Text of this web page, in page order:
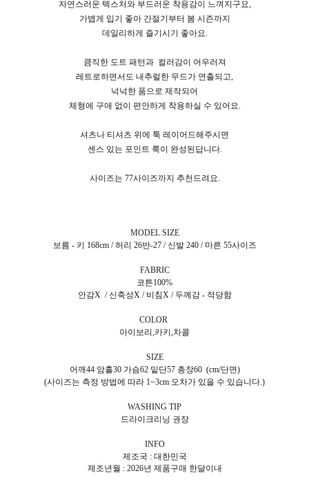
자연스러운 텍스처와 부드러운 착용감이 느껴지구요,
가볍게 입기 좋아 간절기부터 봄 시즌까지
데일리하게 즐기시기 좋아요.
큼직한 도트 패턴과 컬러감이 어우러져
레트로하면서도 내추럴한 무드가 연출되고,
넉넉한 품으로 제작되어
체형에 구애 없이 편안하게 착용하실 수 있어요.
셔츠나 티셔츠 위에 툭 레이어드해주시면
센스 있는 포인트 룩이 완성된답니다.
사이즈는 77사이즈까지 추천드려요.
MODEL SIZE
보름 - 키 168cm / 허리 26반-27 / 신발 240 / 마른 55사이즈
FABRIC
코튼100%
안감X / 신축성X / 비침X / 두께감 - 적당함
COLOR
아이보리,카키,차콜
SIZE
어깨44 암홀30 가슴62 밑단57 총장60 (cm/단면)
(사이즈는 측정 방법에 따라 1~3cm 오차가 있을 수 있습니다.)
WASHING TIP
드라이크리닝 권장
INFO
제조국 : 대한민국
제조년월 : 2026년 제품구매 한달이내